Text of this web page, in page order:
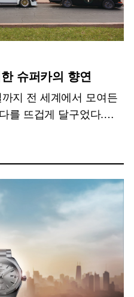
슈퍼카의 향연
지 전 세계에서 모여든
를 뜨겁게 달구었다.
레강스가 연이어 열렸기